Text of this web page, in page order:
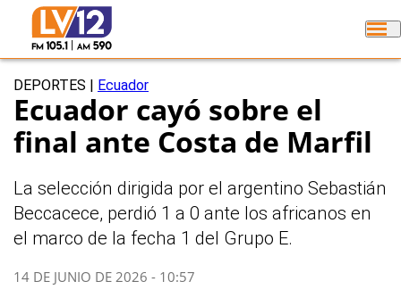
DEPORTES Ecuador
Ecuador cayó sobre el
final ante Costa de Marfil
La selección dirigida por el argentino Sebastián
Beccacece, perdió 1 a 0 ante los africanos en
el marco de la fecha 1 del Grupo E.
14 DE JUNIO DE 2026 - 10:57